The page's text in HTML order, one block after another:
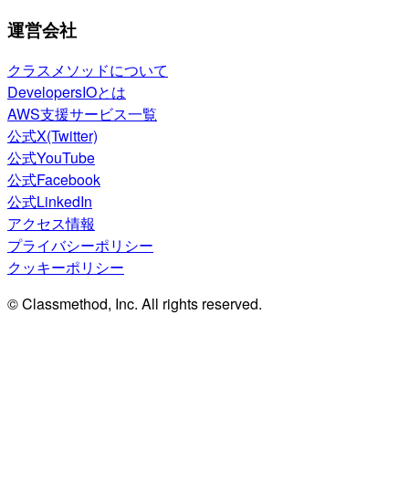
運営会社
クラスメソッドについて
DevelopersIOとは
AWS支援サービス一覧
公式X(Twitter)
公式YouTube
公式Facebook
公式LinkedIn
アクセス情報
プライバシーポリシー
クッキーポリシー
© Classmethod, Inc. All rights reserved.